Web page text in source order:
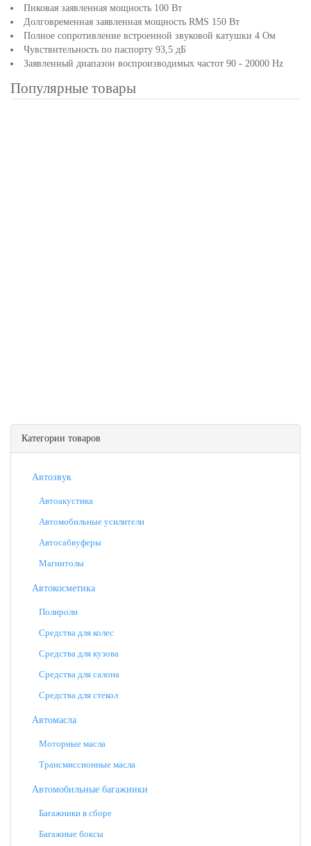
Пиковая заявленная мощность 100 Вт
Долговременная заявленная мощность RMS 150 Вт
Полное сопротивление встроенной звуковой катушки 4 Ом
Чувствительность по паспорту 93,5 дБ
Заявленный диапазон воспроизводимых частот 90 - 20000 Hz
Популярные товары
Категории товаров
Автозвук
Автоакустика
Автомобильные усилители
Автосабвуферы
Магнитолы
Автокосметика
Полироли
Средства для колес
Средства для кузова
Средства для салона
Средства для стекол
Автомасла
Моторные масла
Трансмиссионные масла
Автомобильные багажники
Багажники в сборе
Багажные боксы